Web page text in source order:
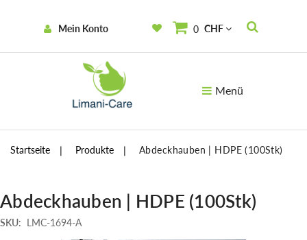
Mein Konto 0 CHF
Menü
Startseite Produkte Abdeckhauben | HDPE (100Stk)
Abdeckhauben | HDPE (100Stk)
SKU: LMC-1694-A